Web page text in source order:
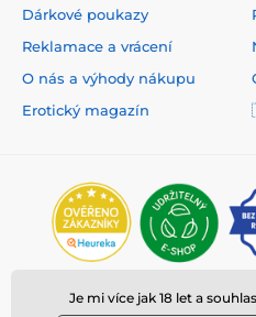
Dárkové poukazy
Reklamace a vrácení
O nás a výhody nákupu
Erotický magazín
Je mi více jak 18 let a